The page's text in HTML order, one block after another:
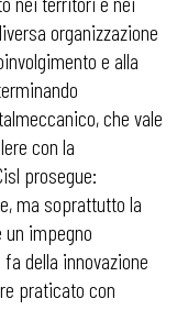
organizzazione
e alla
che vale
con la
prosegue:
ma soprattutto la
un impegno
della innovazione
praticato con